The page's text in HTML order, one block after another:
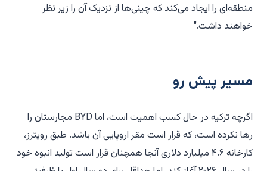
منطقه‌ای را ایجاد می‌کند که چینی‌ها از نزدیک آن را زیر نظر
خواهند داشت."
مسیر پیش رو
اگرچه ترکیه در حال کسب اهمیت است، اما BYD مجارستان را
رها نکرده است، که قرار است مقر اروپایی آن باشد. طبق رویترز،
کارخانه ۴.۶ میلیارد دلاری آنجا همچنان قرار است تولید انبوه خود